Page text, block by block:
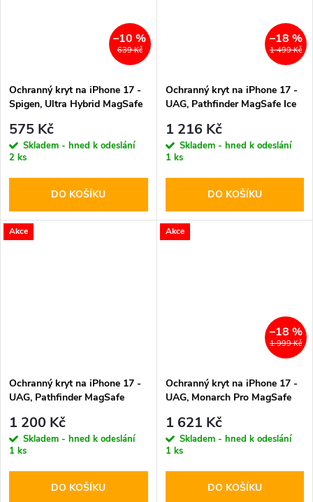
639 Kč
–10 %
Ochranný kryt na iPhone 17 -
Spigen, Ultra Hybrid MagSafe
575 Kč
Skladem - hned k odeslání
2 ks
DO KOŠÍKU
1 499 Kč
–18 %
Ochranný kryt na iPhone 17 -
UAG, Pathfinder MagSafe Ice
1 216 Kč
Skladem - hned k odeslání
1 ks
DO KOŠÍKU
Akce
Ochranný kryt na iPhone 17 -
UAG, Pathfinder MagSafe
1 200 Kč
Skladem - hned k odeslání
1 ks
DO KOŠÍKU
Akce
1 999 Kč
–18 %
Ochranný kryt na iPhone 17 -
UAG, Monarch Pro MagSafe
1 621 Kč
Skladem - hned k odeslání
1 ks
DO KOŠÍKU